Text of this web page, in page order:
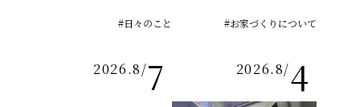
2026.8/7
#日々のこと
2026.8/4
#お家づくりについて